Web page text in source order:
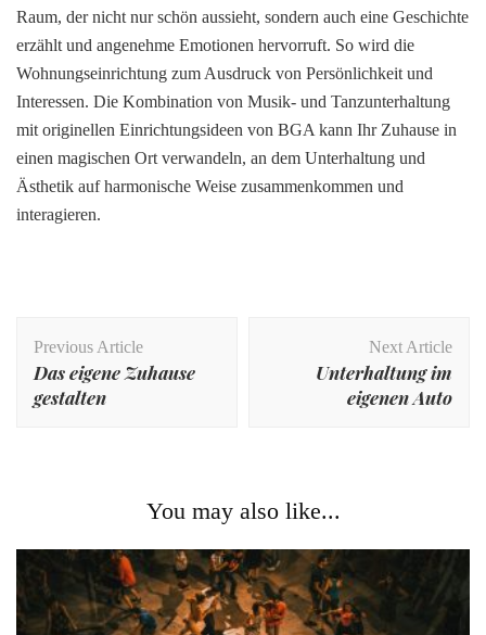
Raum, der nicht nur schön aussieht, sondern auch eine Geschichte
erzählt und angenehme Emotionen hervorruft. So wird die
Wohnungseinrichtung zum Ausdruck von Persönlichkeit und
Interessen. Die Kombination von Musik- und Tanzunterhaltung
mit originellen Einrichtungsideen von BGA kann Ihr Zuhause in
einen magischen Ort verwandeln, an dem Unterhaltung und
Ästhetik auf harmonische Weise zusammenkommen und
interagieren.
Navigation
Previous Article
Das eigene Zuhause
gestalten
Next Article
Unterhaltung im
eigenen Auto
You may also like...